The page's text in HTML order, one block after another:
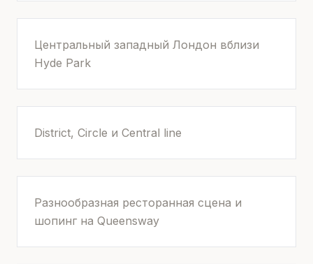
Центральный западный Лондон вблизи
Hyde Park
District, Circle и Central line
Разнообразная ресторанная сцена и
шопинг на Queensway